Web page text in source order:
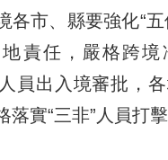
各市、縣要強化“
責任，嚴格跨境
員出入境審批，
落實“三非”人員打擊